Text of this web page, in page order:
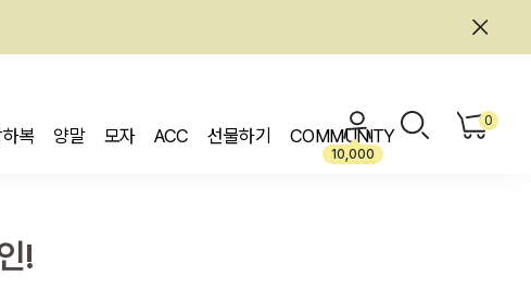
복 양말 모자 ACC 선물하기 COMMUNITY
10,000
0
!